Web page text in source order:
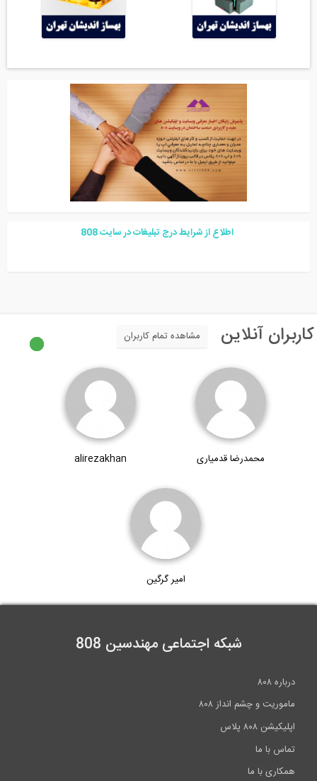
اطلاع از شرایط درج تبلیغات در سایت 808
آنلاین مشاهده تمام کاربران
محمدرضا قدمیاری alirezakhan
امیر گرگین
شبکه اجتماعی مهندسین 808
درباره ۸۰۸
ماموریت و چشم انداز ۸۰۸
اپلیکیشن ۸۰۸ پلاس
تماس با ما
همکاری با ما